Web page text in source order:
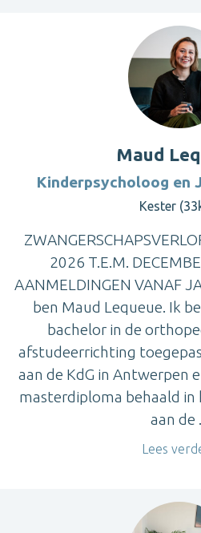
Maud
Kinderpsycholoog en
Kester
2026 T.E.M.
AANMELDINGEN VANAF
ben Maud Lequeue. Ik
bachelor in de
afstudeerrichting
aan de KdG in Antwerpen
masterdiploma behaald in
aan de
Lees